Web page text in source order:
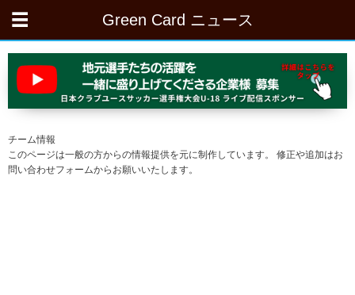
Green Card ニュース
チーム情報
このページは一般の方からの情報提供を元に制作しています。 修正や追加はお
問い合わせフォームからお願いいたします。